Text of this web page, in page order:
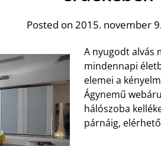
Posted on 2015. november
A nyugodt alvás
mindennapi
elemei a
Ágynemű
hálószoba
párnáig,